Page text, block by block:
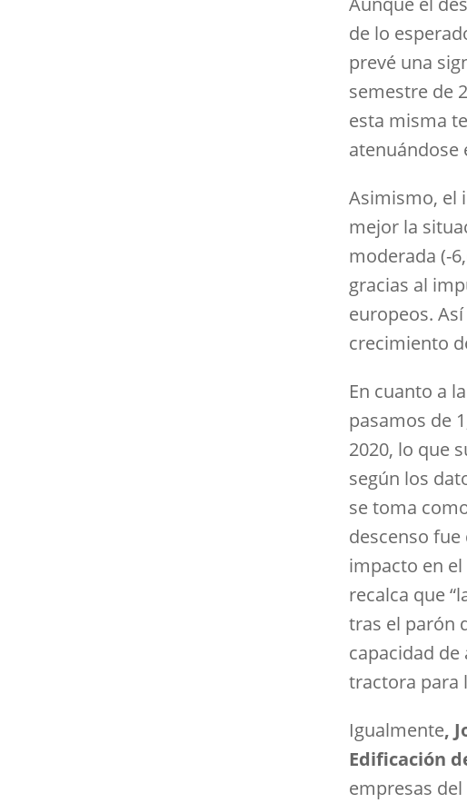
de lo
prevé una
semestre de
esta misma
atenuándose
Asimismo, el
mejor la
moderada (-
gracias al
europeos.
crecimiento
En cuanto a
pasamos de
2020, lo que
según los
se toma
descenso fue
impacto en
recalca que
tras el parón
capacidad
tractora para
Igualmente,
Edificación
empresas